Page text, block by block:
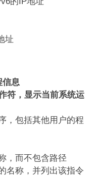
址
信息
符，显示当前系统运
，包括其他用户的程
，而不包含路径
名称，并列出该指令